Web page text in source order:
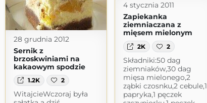
4 stycznia 2011
Zapiekanka
ziemniaczana z
mięsem mielonym
2K 2
Składniki:50 dag
ziemniaków,30 dag
mięsa mielonego,2
ząbki czosnku,2 cebule,1
papryka,1 pęczek
28 grudnia 2012
Sernik z
brzoskwiniami na
kakaowym spodzie
1.2K 2
WitajcieWczoraj była